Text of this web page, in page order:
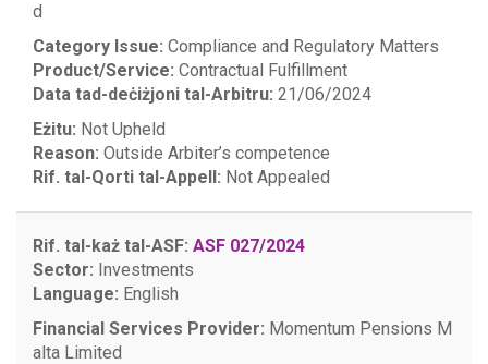
d
Category Issue: Compliance and Regulatory Matters
Product/Service: Contractual Fulfillment
Data tad-deċiżjoni tal-Arbitru: 21/06/2024
Eżitu: Not Upheld
Reason: Outside Arbiter’s competence
Rif. tal-Qorti tal-Appell: Not Appealed
Rif. tal-każ tal-ASF: ASF 027/2024
Sector: Investments
Language: English
Financial Services Provider: Momentum Pensions M
alta Limited